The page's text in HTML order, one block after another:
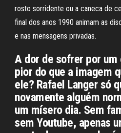
rosto sorridente ou a caneca de
final dos anos 1990 animam as
e nas mensagens privadas.
A dor de sofrer por um
pior do que a imagem
ele? Rafael Langer só
novamente alguém
um mísero dia. Sem
sem Youtube, apenas